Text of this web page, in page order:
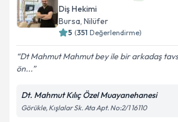
Diş Hekimi
Bursa, Nilüfer
5 (351 Değerlendirme)
Dt Mahmut Mahmut bey ile bir arkadaş
ön...
Dt. Mahmut Kılıç Özel Muayanehanesi
Görükle, Kışlalar Sk. Ata Apt. No:2/1 16110